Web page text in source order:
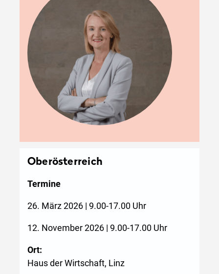
Oberösterreich
Termine
26. März 2026 | 9.00-17.00 Uhr
12. November 2026 | 9.00-17.00 Uhr
Ort:
Haus der Wirtschaft, Linz